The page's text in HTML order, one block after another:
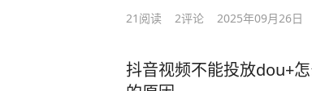
21 阅读 2评论 2025年09月26日
抖音视频不能投放dou+